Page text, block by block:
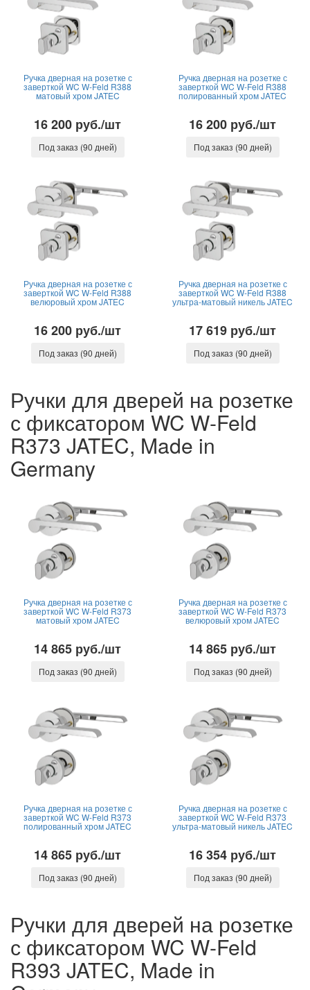
Ручка дверная на розетке с
заверткой WC W-Feld R388
матовый хром JATEC
16 200 руб./шт
Под заказ (90 дней)
Ручка дверная на розетке с
заверткой WC W-Feld R388
полированный хром JATEC
16 200 руб./шт
Под заказ (90 дней)
Ручка дверная на розетке с
заверткой WC W-Feld R388
велюровый хром JATEC
16 200 руб./шт
Под заказ (90 дней)
Ручка дверная на розетке с
заверткой WC W-Feld R388
ультра-матовый никель JATEC
17 619 руб./шт
Под заказ (90 дней)
Ручки для дверей на розетке
с фиксатором WC W-Feld
R373 JATEC, Made in
Germany
Ручка дверная на розетке с
заверткой WC W-Feld R373
матовый хром JATEC
14 865 руб./шт
Под заказ (90 дней)
Ручка дверная на розетке с
заверткой WC W-Feld R373
велюровый хром JATEC
14 865 руб./шт
Под заказ (90 дней)
Ручка дверная на розетке с
заверткой WC W-Feld R373
полированный хром JATEC
14 865 руб./шт
Под заказ (90 дней)
Ручка дверная на розетке с
заверткой WC W-Feld R373
ультра-матовый никель JATEC
16 354 руб./шт
Под заказ (90 дней)
Ручки для дверей на розетке
с фиксатором WC W-Feld
R393 JATEC, Made in